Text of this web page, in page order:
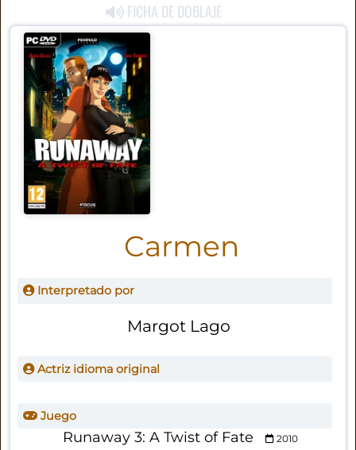
FICHA DE DOBLAJE
Carmen
Interpretado por
Margot Lago
Actriz idioma original
Juego
Runaway 3: A Twist of Fate 2010